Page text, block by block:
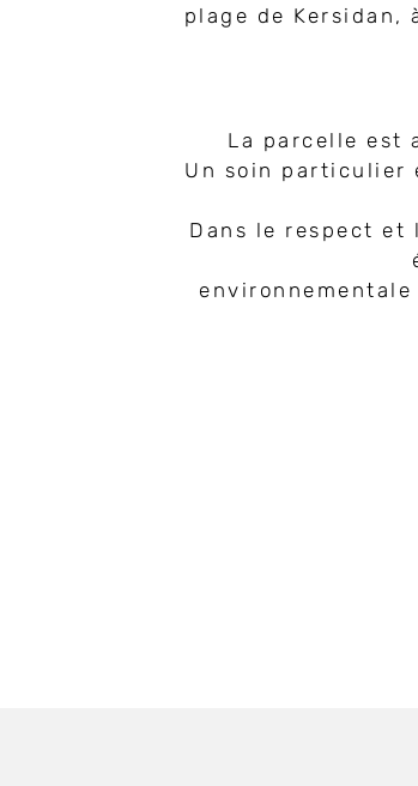
plage de Kersidan,
La parcelle est
Un soin particulier
Dans le respect et